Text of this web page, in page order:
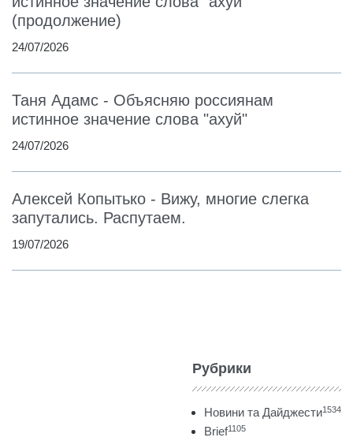
(продолжение)
24/07/2026
Таня Адамс - Объясняю россиянам
истинное значение слова "ахуй"
24/07/2026
Алексей Копытько - Вижу, многие слегка
запутались. Распутаем.
19/07/2026
Рубрики
Новини та Дайджести1534
Brief1105